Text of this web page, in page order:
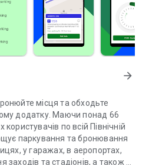
arrow_forward
місця та обходьте
додатку. Маючи понад 66
по всій Північній
паркування та бронювання
у гаражах, в аеропортах,
та стадіонів, а також в